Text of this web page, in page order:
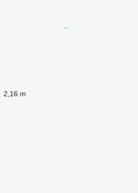
2,16 m